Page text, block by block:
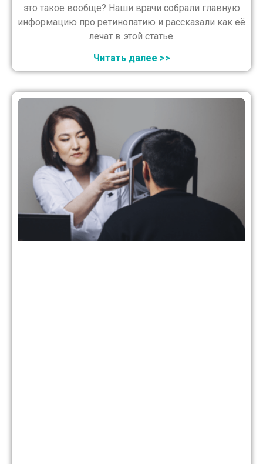
это такое вообще? Наши врачи собрали главную
информацию про ретинопатию и рассказали как её
лечат в этой статье.
Читать далее >>